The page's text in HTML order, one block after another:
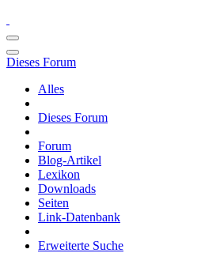
Dieses Forum
Alles
Dieses Forum
Forum
Blog-Artikel
Lexikon
Downloads
Seiten
Link-Datenbank
Erweiterte Suche